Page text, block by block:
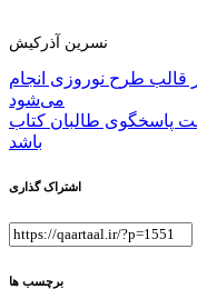
نسرین آذرکیش
راهبری
نوشته
قالب طرح نوروزی انجام
می‌شود
توانست پاسخگوی طالبان کتاب
باشد
اشتراک گذاری
برچسب ها